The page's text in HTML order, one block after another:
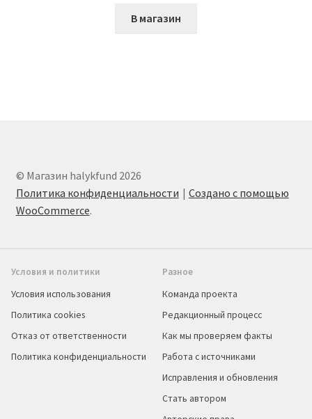
В магазин
© Магазин halykfund 2026
Политика конфиденциальности
Создано с помощью
WooCommerce.
Условия и политики
Условия использования
Политика cookies
Отказ от ответственности
Политика конфиденциальности
Разное
Команда проекта
Редакционный процесс
Как мы проверяем факты
Работа с источниками
Исправления и обновления
Стать автором